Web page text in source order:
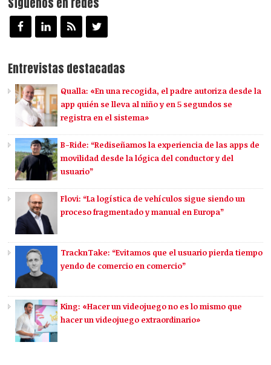
Entrevistas destacadas
Qualla: «En una recogida, el padre autoriza desde la
app quién se lleva al niño y en 5 segundos se
registra en el sistema»
B-Ride: “Rediseñamos la experiencia de las apps de
movilidad desde la lógica del conductor y del
usuario”
Flovi: “La logística de vehículos sigue siendo un
proceso fragmentado y manual en Europa”
TracknTake: “Evitamos que el usuario pierda tiempo
yendo de comercio en comercio”
King: «Hacer un videojuego no es lo mismo que
hacer un videojuego extraordinario»